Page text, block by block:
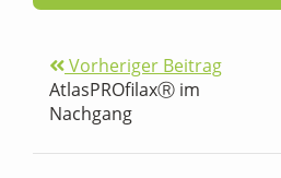
Vorheriger Beitrag
AtlasPROfilaxⓇ im
Nachgang